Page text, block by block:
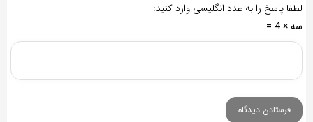
لطفا پاسخ را به عدد انگلیسی وارد کنید:
سه × 4 =